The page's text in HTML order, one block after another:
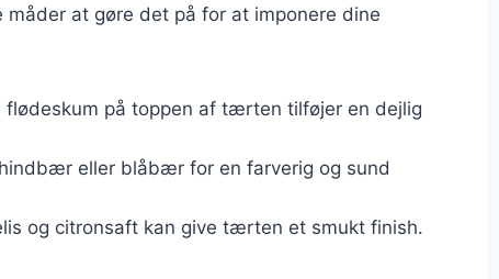
at gøre det på for at imponere dine
flødeskum på toppen af tærten tilføjer en dejlig
eller blåbær for en farverig og sund
og citronsaft kan give tærten et smukt finish.